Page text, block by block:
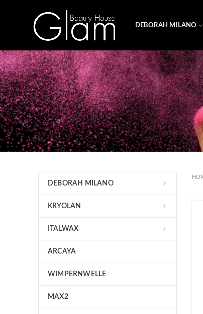
DEBORAH MILANO
DEBORAH MILANO
KRYOLAN
ITALWAX
ARCAYA
WIMPERNWELLE
MAX2